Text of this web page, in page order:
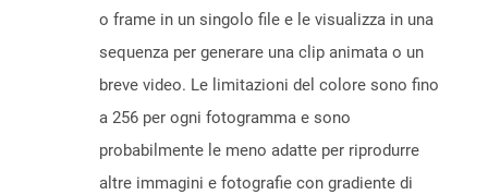
o frame in un singolo file e le visualizza in una
sequenza per generare una clip animata o un
breve video. Le limitazioni del colore sono fino
a 256 per ogni fotogramma e sono
probabilmente le meno adatte per riprodurre
altre immagini e fotografie con gradiente di